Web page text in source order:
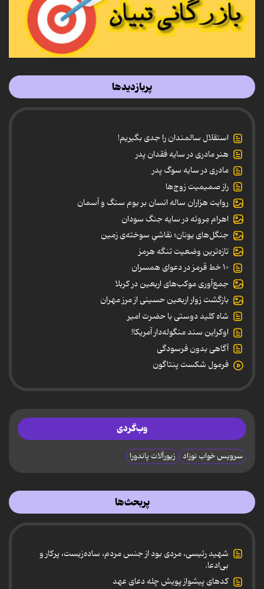
پربازدیدها
استقلال سالمندان را جدی بگیریم!
هنر مادری در سایه‌ فقدان پدر
مادری در سایه سوگ پدر
راز صمیمیت زوج‌ها
روایت هزاران ساله انسان بر بوم سنگ و آسمان
اهرام مِروئه در سایه جنگ سودان
جنگل‌های یونان؛ نقاشیِ سوخته‌ی زمین
تازه‌ترین وضعیت تنگه هرمز
۱۰ خط قرمز در دعوای همسران
جمع‌آوری موکب‌های اربعین در کربلا
بازگشت زوار اربعین حسینی از مرز مهران
شاه کلید دوستی با حضرت امیر
اوکراین سند منگوله‌دار آمریکا!
آگاهی بدون فرسودگی
فرمول شکست پنتاگون
وب‌گردی
سرویس خواب نوزاد زیورآلات پاندورا
پربحث‌ها
شهید رئیسی، مردی بود از جنس مردم، ساده‌زیست، پرکار و
بی‌ادعا.
کدهای پیشواز پویش چله دعای عهد